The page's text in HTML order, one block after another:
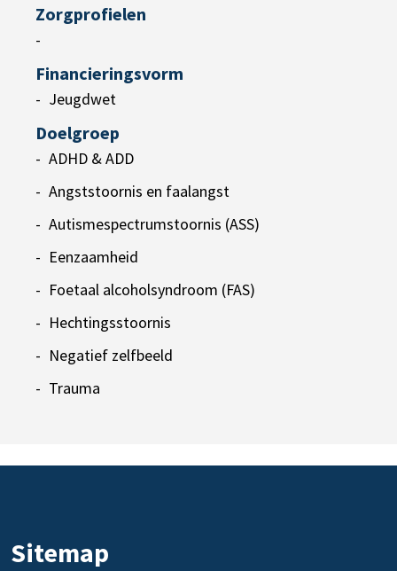
Zorgprofielen
-
Financieringsvorm
Jeugdwet
Doelgroep
ADHD & ADD
Angststoornis en faalangst
Autismespectrumstoornis (ASS)
Eenzaamheid
Foetaal alcoholsyndroom (FAS)
Hechtingsstoornis
Negatief zelfbeeld
Trauma
Sitemap